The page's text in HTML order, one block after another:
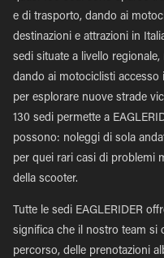
e di trasporto, dando ai
destinazioni e attrazioni in
sedi situate a livello
dando ai motociclisti
per esplorare nuove strade
130 sedi permette a
possono: noleggi di sola
per quei rari casi di problemi
della scooter.
Tutte le sedi EAGLERIDER
significa che il nostro team si
percorso, delle prenotazioni